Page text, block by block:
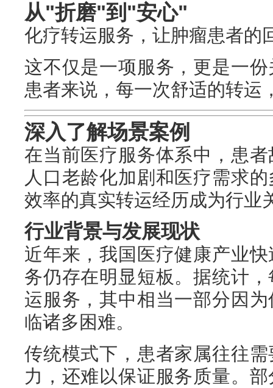
从"折磨"到"安心"
化疗转运服务，让肿瘤患者的
这不仅是一项服务，更是一
患者来说，每一次舒适的转运
深入了解场景案例
在当前医疗服务体系中，患
人口老龄化加剧和医疗需求
效率的真实转运经历成为行业
行业背景与发展现状
近年来，我国医疗健康产业
务仍存在明显短板。据统计
运服务，其中相当一部分因
临诸多困难。
传统模式下，患者家属往往
力，还难以保证服务质量。